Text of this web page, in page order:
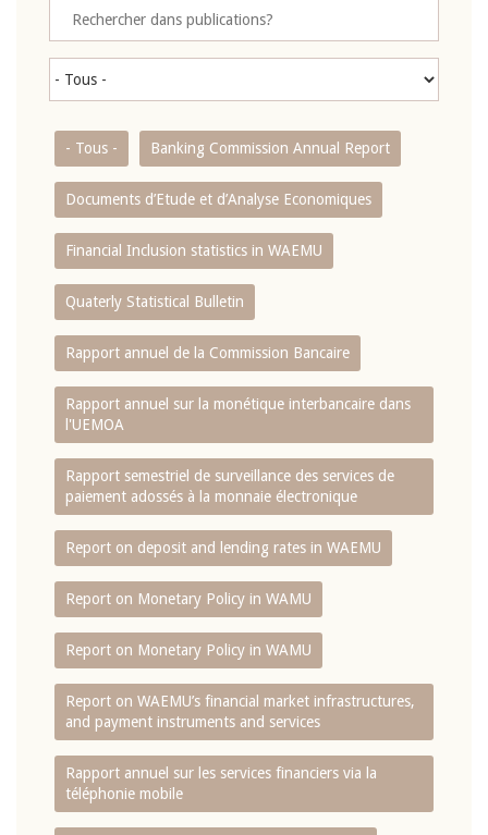
- Tous - Banking Commission Annual Report
Documents d’Etude et d’Analyse Economiques
Financial Inclusion statistics in WAEMU
Quaterly Statistical Bulletin
Rapport annuel de la Commission Bancaire
Rapport annuel sur la monétique interbancaire dans
l'UEMOA
Rapport semestriel de surveillance des services de
paiement adossés à la monnaie électronique
Report on deposit and lending rates in WAEMU
Report on Monetary Policy in WAMU
Report on Monetary Policy in WAMU
Report on WAEMU’s financial market infrastructures,
and payment instruments and services
Rapport annuel sur les services financiers via la
téléphonie mobile